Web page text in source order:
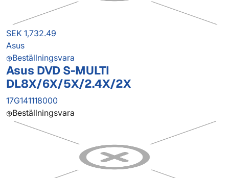
SEK 1,732.49
Asus
Beställningsvara
Asus DVD S-MULTI
DL8X/6X/5X/2.4X/2X
17G141118000
Beställningsvara